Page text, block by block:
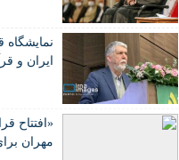
نمایشگاه
ایران و
«افتتاح
مهران